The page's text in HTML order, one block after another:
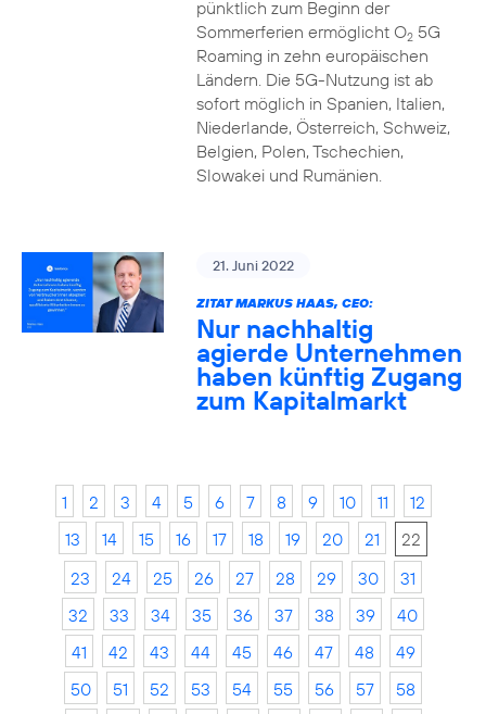
pünktlich zum Beginn der
Sommerferien ermöglicht O25G
Roaming in zehn europäischen
Ländern. Die 5G-Nutzung ist ab
sofort möglich in Spanien, Italien,
Niederlande, Österreich, Schweiz,
Belgien, Polen, Tschechien,
Slowakei und Rumänien.
21. Juni 2022
ZITAT MARKUS HAAS, CEO:
Nur nachhaltig
agierde Unternehmen
haben künftig Zugang
zum Kapitalmarkt
1 2 3 4 5 6 7 8 9 10 11
12
13
14 15 16 17 18 19 20 21
22
23
24 25 26 27 28 29 30
31
32
33 34 35 36 37 38 39
40
41
42 43 44 45 46 47 48
49
50
51 52 53 54 55 56 57
58